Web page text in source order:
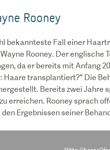
Rooney
bekannteste Fall einer
Rooney. Der englische
da er bereits mit Anfang
Haare transplantiert?" Die
Bereits zwei Jahre
erreichen. Rooney sprach
Ergebnissen seiner